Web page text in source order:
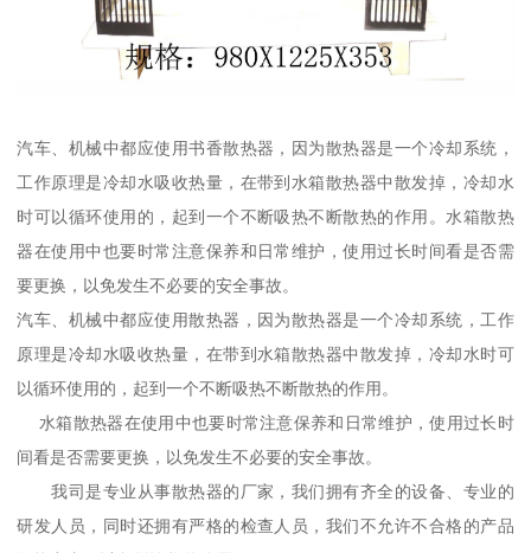
汽车、机械中都应使用书香散热器，因为散热器是一个冷却系统，
工作原理是冷却水吸收热量，在带到水箱散热器中散发掉，冷却水
时可以循环使用的，起到一个不断吸热不断散热的作用。水箱散热
器在使用中也要时常注意保养和日常维护，使用过长时间看是否需
要更换，以免发生不必要的安全事故。
汽车、机械中都应使用散热器，因为散热器是一个冷却系统，工作
原理是冷却水吸收热量，在带到水箱散热器中散发掉，冷却水时可
以循环使用的，起到一个不断吸热不断散热的作用。
水箱散热器在使用中也要时常注意保养和日常维护，使用过长时
间看是否需要更换，以免发生不必要的安全事故。
我司是专业从事散热器的厂家，我们拥有齐全的设备、专业的
研发人员，同时还拥有严格的检查人员，我们不允许不合格的产品